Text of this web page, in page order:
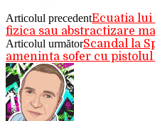
Articolul precedentEcuatia lui
fizica sau abstractizare
Articolul următorScandal la
ameninta sofer cu